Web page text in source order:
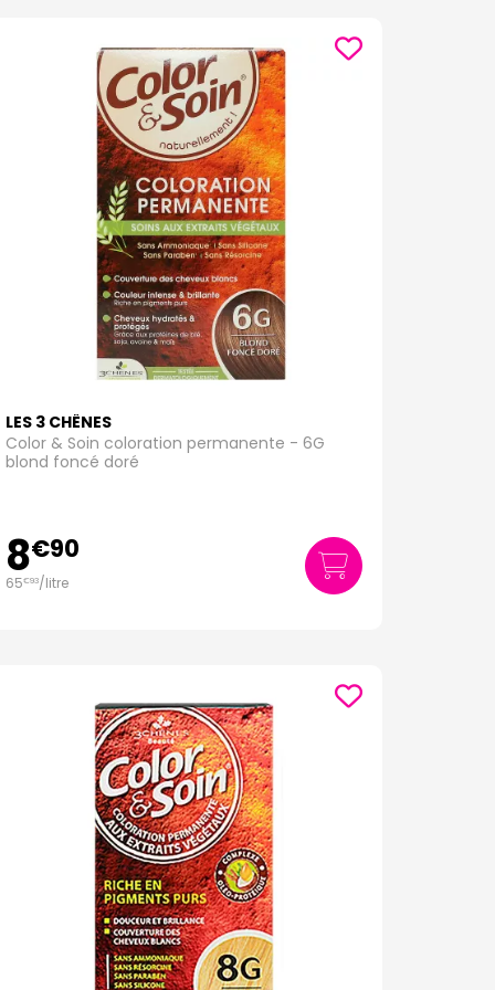
LES 3 CHÊNES
Color & Soin coloration permanente - 6G
blond foncé doré
8€90
65€93/litre